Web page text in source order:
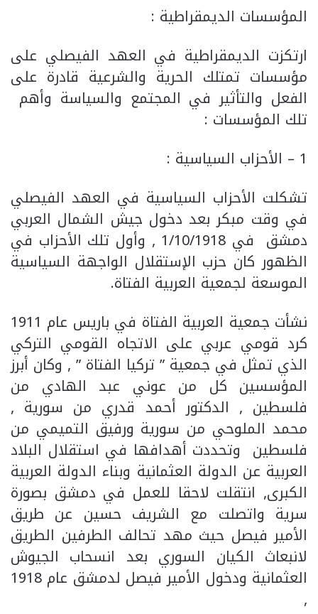
المؤسسات الديمقراطية :
ارتكزت الديمقراطية في العهد الفيصلي على
مؤسسات تمتلك الحرية والشرعية قادرة على
الفعل والتأثير في المجتمع والسياسة وأهم
تلك المؤسسات :
1 – الأحزاب السياسية :
تشكلت الأحزاب السياسية في العهد الفيصلي
في وقت مبكر بعد دخول جيش الشمال العربي
دمشق في 1/10/1918 , وأول تلك الأحزاب في
الظهور كان حزب الإستقلال الواجهة السياسية
الموسعة لجمعية العربية الفتاة.
نشأت جمعية العربية الفتاة في باريس عام 1911
كرد قومي عربي على الاتجاه القومي التركي
الذي تمثل في جمعية ” تركيا الفتاة ” , وكان أبرز
المؤسسين كل من عوني عبد الهادي من
فلسطين , الدكتور أحمد قدري من سورية ,
محمد الملوحي من سورية ورفيق التميمي من
فلسطين وتحددت أهدافها في استقلال البلاد
العربية عن الدولة العثمانية وبناء الدولة العربية
الكبرى, انتقلت لاحقا للعمل في دمشق بصورة
سرية واتصلت مع الشريف حسين عن طريق
الأمير فيصل حيث مهد تحالف الطرفين الطريق
لانبعاث الكيان السوري بعد انسحاب الجيوش
العثمانية ودخول الأمير فيصل لدمشق عام 1918
,